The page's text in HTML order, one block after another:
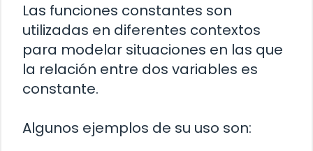
Las funciones constantes son
utilizadas en diferentes contextos
para modelar situaciones en las que
la relación entre dos variables es
constante.
Algunos ejemplos de su uso son: